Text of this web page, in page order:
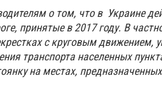
о том, что в Украине
принятые в 2017 году. В
с круговым движением,
транспорта населенных
на местах,